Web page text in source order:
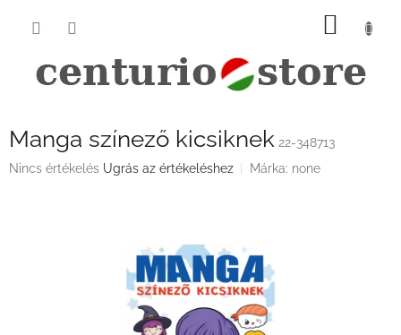
KOSÁR
Manga színező kicsiknek 22-348713
A
Nincs értékelés Ugrás az értékeléshez Márka: none